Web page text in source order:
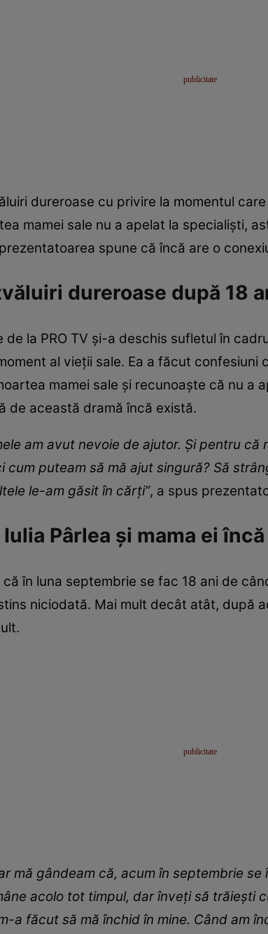
dureroase cu privire la momentul
mamei sale nu a apelat la specialiști,
spune că încă are o
dureroase după 18
la PRO TV și-a deschis sufletul în
al vieții sale. Ea a făcut confesiuni
mamei sale și recunoaște că nu a
de această dramă încă există.
am avut nevoie de ajutor. Și pentru
cum puteam să mă ajut singură? Să
le-am găsit în cărți”, a spus
Pârlea și mama ei
în luna septembrie se fac 18 ani de
niciodată. Mai mult decât atât, după
mă gândeam că, acum în septembrie
acolo tot timpul, dar înveți să trăiești
a făcut să mă închid în mine. Când am